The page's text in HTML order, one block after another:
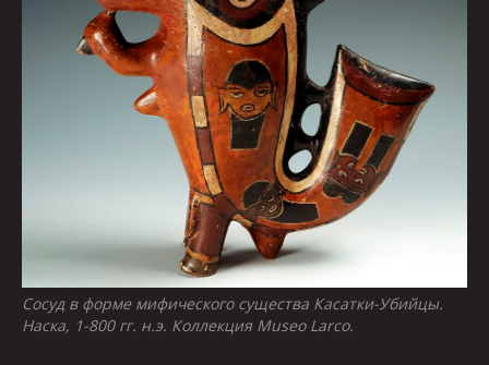
Сосуд в форме мифического существа Касатки-Убийцы.
Наска, 1-800 гг. н.э. Коллекция Museo Larco.